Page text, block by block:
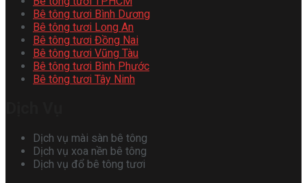
Bê tông tươi Bình Dương
Bê tông tươi Long An
Bê tông tươi Đồng Nai
Bê tông tươi Vũng Tàu
Bê tông tươi Bình Phước
Bê tông tươi Tây Ninh
Dịch vụ mài sàn bê tông
Dịch vụ xoa nền bê tông
Dịch vụ đổ bê tông tươi